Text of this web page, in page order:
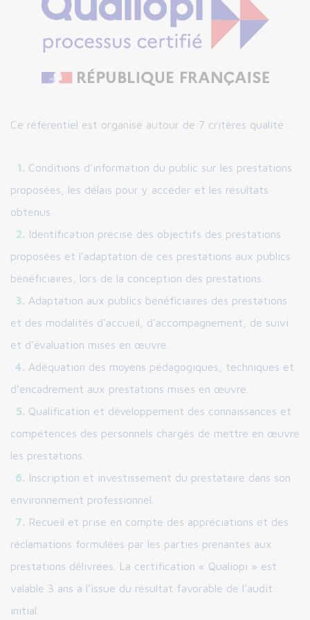
Ce référentiel est organisé autour de 7 critères qualité :
Conditions d’information du public sur les prestations
proposées, les délais pour y accéder et les résultats
obtenus.
Identification précise des objectifs des prestations
proposées et l’adaptation de ces prestations aux publics
bénéficiaires, lors de la conception des prestations.
Adaptation aux publics bénéficiaires des prestations
et des modalités d’accueil, d’accompagnement, de suivi
et d’évaluation mises en œuvre.
Adéquation des moyens pédagogiques, techniques et
d’encadrement aux prestations mises en œuvre.
Qualification et développement des connaissances et
compétences des personnels chargés de mettre en œuvre
les prestations.
Inscription et investissement du prestataire dans son
environnement professionnel.
Recueil et prise en compte des appréciations et des
réclamations formulées par les parties prenantes aux
prestations délivrées. La certification « Qualiopi » est
valable 3 ans à l’issue du résultat favorable de l’audit
initial.